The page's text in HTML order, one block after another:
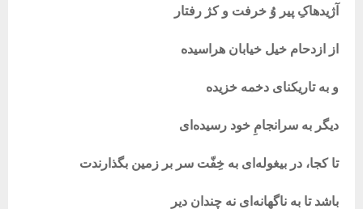
آژیدهاکِ پیر وُ خرفت و کژ رفتار
از ازدحام خیل خیابان هراسیده
و به تاریکنای دخمه خزیده
دیگر به سرانجامِ خود رسیده‌ای
تا کجا، در بیغوله‌ای به خِفّت سر بر زمین بگذارندت
باشد تا به ناگهانه‌ای نه چندان دیر